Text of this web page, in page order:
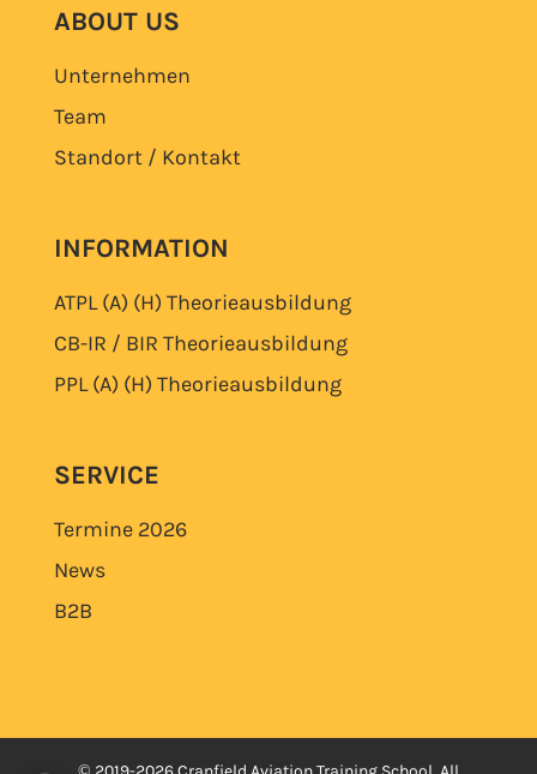
ABOUT US
Unternehmen
Team
Standort / Kontakt
INFORMATION
ATPL (A) (H) Theorieausbildung
CB-IR / BIR Theorieausbildung
PPL (A) (H) Theorieausbildung
SERVICE
Termine 2026
News
B2B